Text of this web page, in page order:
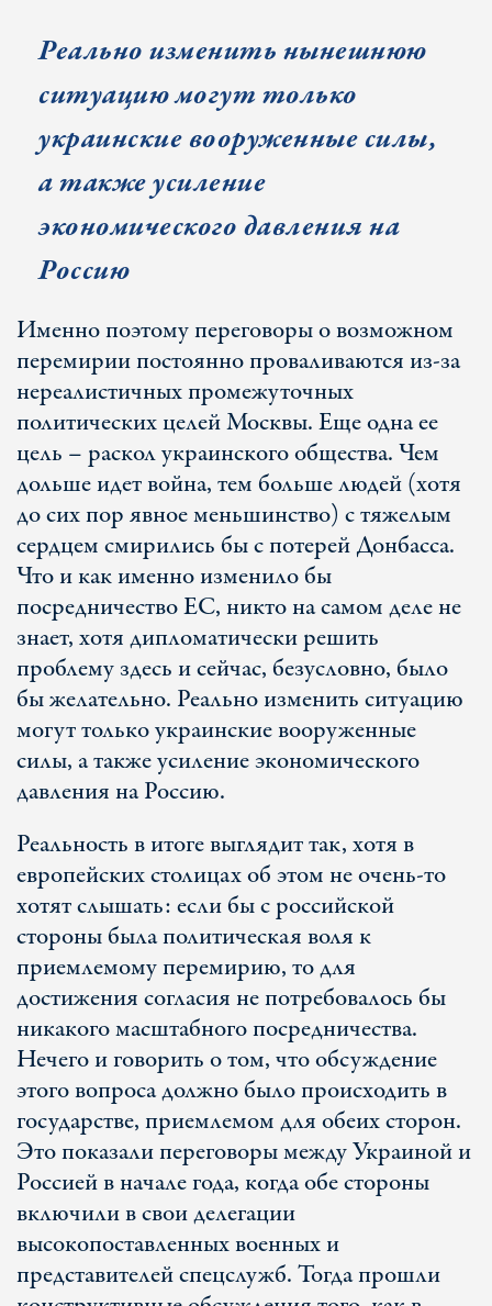
Реально изменить нынешнюю
ситуацию могут только
украинские вооруженные силы,
а также усиление
экономического давления на
Россию
Именно поэтому переговоры о возможном
перемирии постоянно проваливаются из-за
нереалистичных промежуточных
политических целей Москвы. Еще одна ее
цель – раскол украинского общества. Чем
дольше идет война, тем больше людей (хотя
до сих пор явное меньшинство) с тяжелым
сердцем смирились бы с потерей Донбасса.
Что и как именно изменило бы
посредничество ЕС, никто на самом деле не
знает, хотя дипломатически решить
проблему здесь и сейчас, безусловно, было
бы желательно. Реально изменить ситуацию
могут только украинские вооруженные
силы, а также усиление экономического
давления на Россию.
Реальность в итоге выглядит так, хотя в
европейских столицах об этом не очень-то
хотят слышать: если бы с российской
стороны была политическая воля к
приемлемому перемирию, то для
достижения согласия не потребовалось бы
никакого масштабного посредничества.
Нечего и говорить о том, что обсуждение
этого вопроса должно было происходить в
государстве, приемлемом для обеих сторон.
Это показали переговоры между Украиной и
Россией в начале года, когда обе стороны
включили в свои делегации
высокопоставленных военных и
представителей спецслужб. Тогда прошли